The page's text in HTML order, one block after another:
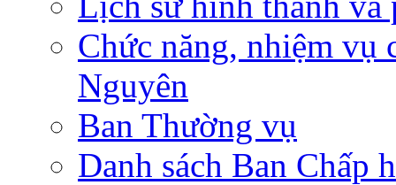
Chức năng, nhiệm vụ
Nguyên
Ban Thường vụ
Danh sách Ban Chấp